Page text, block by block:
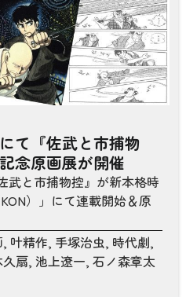
て『佐武と市捕物
念原画展が開催
武と市捕物控』が新本格時
）」にて連載開始＆原
, 叶精作, 手塚治虫, 時代劇,
扇, 池上遼一, 石ノ森章太